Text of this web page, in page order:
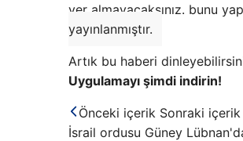
yer almayacaksınız. bunu
yayınlanmıştır.
Artık bu haberi
Uygulamayı şimdi indirin!
Önceki içerik Sonraki içerik
İsrail ordusu Güney